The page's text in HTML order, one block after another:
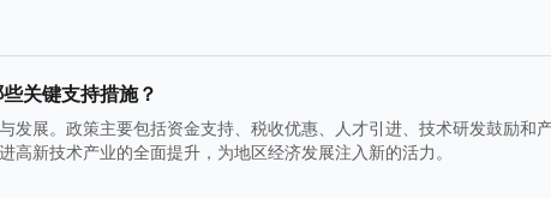
关键支持措施？
发展。政策主要包括资金支持、税收优惠、人才引进、技术研发鼓励和
新技术产业的全面提升，为地区经济发展注入新的活力。